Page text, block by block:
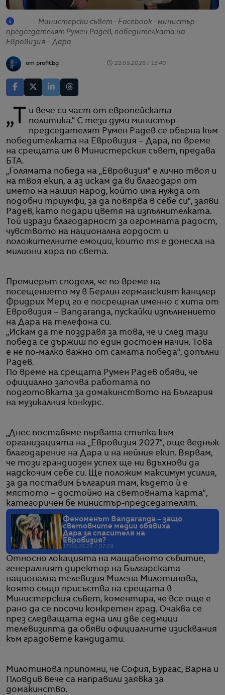
Министерски съвет - Facebook - министър-
председателят Румен Радев, победителката на
Евровизия – Дара
от profit.bg 22.05.2026 / 13:40
„Ти вече си част от европейската
политика.“ С тези думи министър-
председателят Румен Радев се обърна към
победителката на Евровизия – Дара, по време
на срещата им в Министерския съвет, предава
БТА.
„Голямата победа на „Евровизия“ е лично твоя и
на твоя екип, а аз искам да ви благодаря от
името на нашия народ, който има нужда от
подобни триумфи, за да повярва в себе си“, заяви
Радев, като подари цветя на изпълнителката.
Той изрази благодарност за огромната радост,
чувството на национална гордост и
положителните емоции, които тя е донесла на
милиони хора по света.
Премиерът споделя, че по време на
посещението му в Берлин германският канцлер
Фридрих Мерц го е посрещнал именно с хита от
Евровизия – Bangaranga, пускайки изпълнението
на Дара на телефона си.
„Искам да те поздравя за това, че и след тази
победа се държиш по един достоен начин. Това
е не по-малко важно от самата победа“, допълни
Радев.
По време на срещата Румен Радев обяви, че
официално започва работата по
подготовката за домакинството на България
на музикалния конкурс.
„Днес поставяме първата стъпка към
организацията на „Евровизия 2027“, още веднъж
благодарение на Дара и на нейния екип. Вярвам,
че този грандиозен успех ще ни вдъхнови да
надскочим себе си. Ще положим максимум усилия,
за да поставим България там, където ѝ е
мястото – достойно на световната карта“,
категоричен бе министър-председателят.
Феноменът Bangaranga – защо
световните медии обявиха
Дара за спасителя на
Евровизия?
17.05.2026 / 07:29
Относно локацията на мащабното събитие,
генералният директор на Българската
национална телевизия Милена Милотинова,
която също присъства на срещата в
Министерския съвет, коментира, че все още е
рано да се посочи конкретен град. Очаква се
през следващата една или две седмици
телевизията да обяви официалните изисквания
към градовете кандидати.
Милотинова припомни, че София, Бургас, Варна и
Пловдив вече са направили заявка за
домакинство.